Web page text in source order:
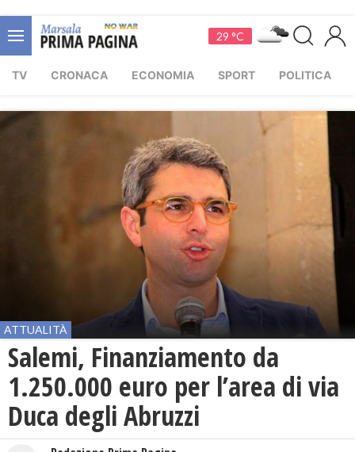
29 °C
TV CRONACA ECONOMIA SPORT POLITICA
ATTUALITÀ
Salemi, Finanziamento da
1.250.000 euro per l’area di via
Duca degli Abruzzi